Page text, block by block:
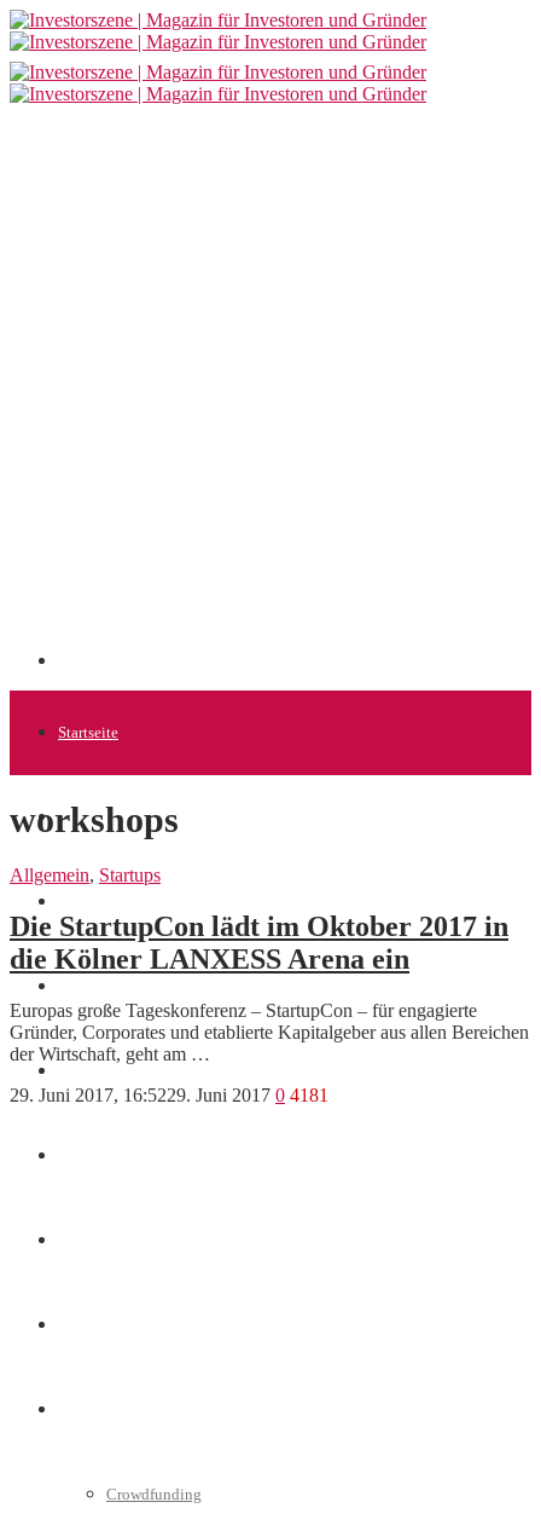
Startseite
Allgemein
Crowdfunding
workshops
Allgemein, Startups
Die StartupCon lädt im Oktober 2017 in
die Kölner LANXESS Arena ein
Europas große Tageskonferenz – StartupCon – für engagierte
Gründer, Corporates und etablierte Kapitalgeber aus allen Bereichen
der Wirtschaft, geht am …
29. Juni 2017, 16:5229. Juni 2017 0 4181